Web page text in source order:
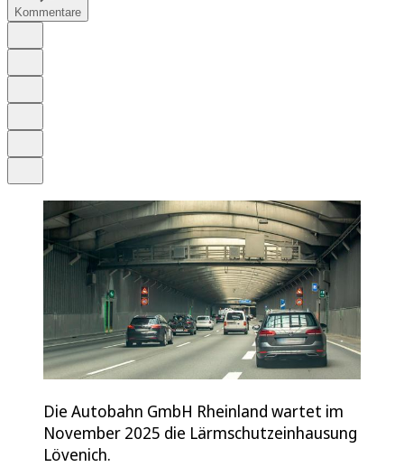
Kommentare
Die Autobahn GmbH Rheinland wartet im
November 2025 die Lärmschutzeinhausung
Lövenich.